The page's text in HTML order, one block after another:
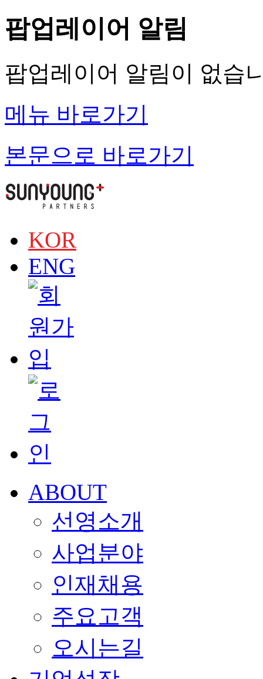
팝업레이어 알림
팝업레이어 알림이 없습
메뉴 바로가기
본문으로 바로가기
KOR
ENG
ABOUT
선영소개
사업분야
인재채용
주요고객
오시는길